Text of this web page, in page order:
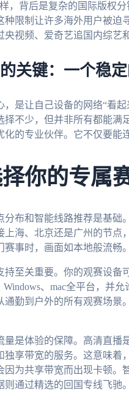
，背后是复杂的国际版权
种限制让许多海外用户被迫
央视频、爱奇艺追国内综艺
关键：一个稳
，是让自己设备的网络“看
择不少，但并非所有都能满
化的专业伙伴。它不仅要能
你的专属
分布和智能线路推荐是基础
上海、北京还是广州的节点
赛事时，画面如本地般流畅
持至关重要。你的观赛设备
Windows、mac全平台，并
通勤到户外的所有观赛场景
量是体验的保障。高清直播
独享带宽的服务。这意味着
因为共享带宽而出现卡顿。
则通过精选的回国专线飞驰。